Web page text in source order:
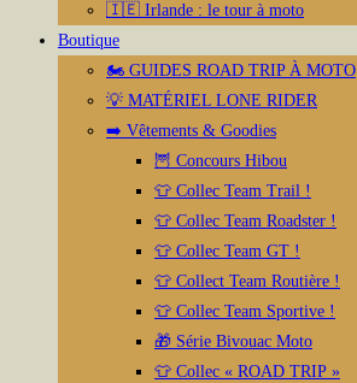
🇮🇪 Irlande : le tour à moto
Boutique
🏍️ GUIDES ROAD TRIP À MOTO
💡 MATÉRIEL LONE RIDER
➡️ Vêtements & Goodies
🦉 Concours Hibou
👕 Collec Team Trail !
👕 Collec Team Roadster !
👕 Collec Team GT !
👕 Collect Team Routière !
👕 Collec Team Sportive !
🎁 Série Bivouac Moto
👕 Collec « ROAD TRIP »